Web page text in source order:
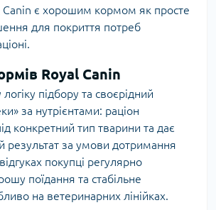
Canin є хорошим кормом як просте
для покриття потреб
Royal Canin
підбору та своєрідний
за нутрієнтами: раціон
конкретний тип тварини та дає
результат за умови дотримання
покупці регулярно
поїдання та стабільне
на ветеринарних лінійках.